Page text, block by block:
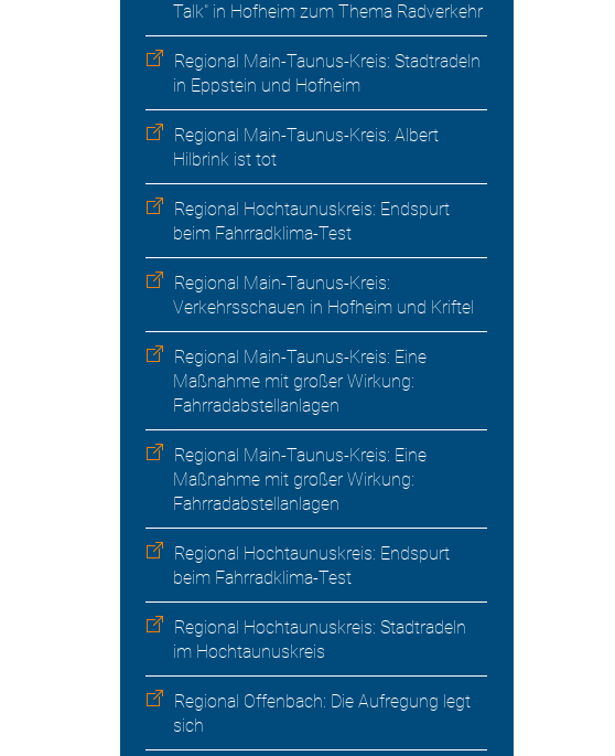
Talk" in Hofheim zum Thema Radverkehr
Regional Main-Taunus-Kreis: Stadtradeln
in Eppstein und Hofheim
Regional Main-Taunus-Kreis: Albert
Hilbrink ist tot
Regional Hochtaunuskreis: Endspurt
beim Fahrradklima-Test
Regional Main-Taunus-Kreis:
Verkehrsschauen in Hofheim und Kriftel
Regional Main-Taunus-Kreis: Eine
Maßnahme mit großer Wirkung:
Fahrradabstellanlagen
Regional Main-Taunus-Kreis: Eine
Maßnahme mit großer Wirkung:
Fahrradabstellanlagen
Regional Hochtaunuskreis: Endspurt
beim Fahrradklima-Test
Regional Hochtaunuskreis: Stadtradeln
im Hochtaunuskreis
Regional Offenbach: Die Aufregung legt
sich